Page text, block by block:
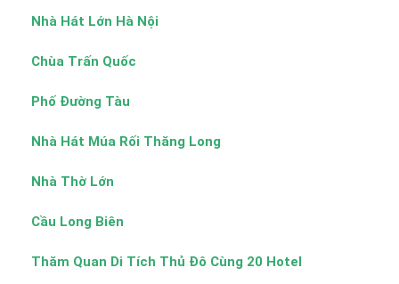
Nhà Hát Lớn Hà Nội
Chùa Trấn Quốc
Phố Đường Tàu
Nhà Hát Múa Rối Thăng Long
Nhà Thờ Lớn
Cầu Long Biên
Thăm Quan Di Tích Thủ Đô Cùng 20 Hotel